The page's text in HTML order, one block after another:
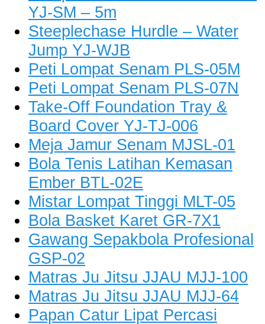
YJ-SM – 5m
Steeplechase Hurdle – Water
Jump YJ-WJB
Peti Lompat Senam PLS-05M
Peti Lompat Senam PLS-07N
Take-Off Foundation Tray &
Board Cover YJ-TJ-006
Meja Jamur Senam MJSL-01
Bola Tenis Latihan Kemasan
Ember BTL-02E
Mistar Lompat Tinggi MLT-05
Bola Basket Karet GR-7X1
Gawang Sepakbola Profesional
GSP-02
Matras Ju Jitsu JJAU MJJ-100
Matras Ju Jitsu JJAU MJJ-64
Papan Catur Lipat Percasi